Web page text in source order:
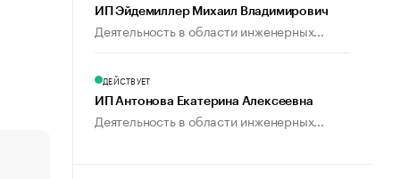
ИП Эйдемиллер Михаил Владимирович
Деятельность в области инженерных...
ДЕЙСТВУЕТ
ИП Антонова Екатерина Алексеевна
Деятельность в области инженерных...